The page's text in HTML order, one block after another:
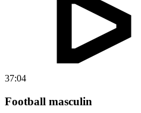
37:04
Football masculin